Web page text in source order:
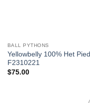
BALL PYTHONS
Yellowbelly 100% Het Pied
F2310221
$75.00